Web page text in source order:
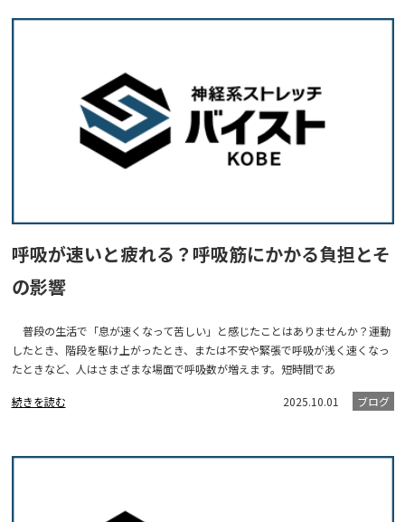
呼吸が速いと疲れる？呼吸筋にかかる負担とそ
の影響
普段の生活で「息が速くなって苦しい」と感じたことはありませんか？運動
したとき、階段を駆け上がったとき、または不安や緊張で呼吸が浅く速くなっ
たときなど、人はさまざまな場面で呼吸数が増えます。短時間であ
続きを読む 2025.10.01 ブログ